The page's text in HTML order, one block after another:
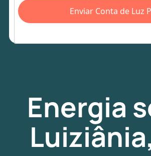
Enviar Conta de Luz
Energia